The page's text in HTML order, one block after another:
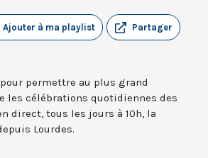
Partager
Ajouter à ma playlist
permettre au plus grand
les célébrations quotidiennes des
direct, tous les jours à 10h, la
Lourdes.